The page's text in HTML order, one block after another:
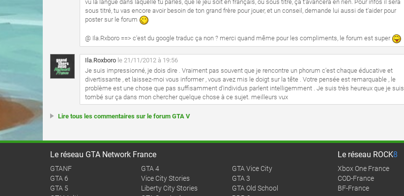
vu la langue dans laquelle tu parles, que le jeu soit en français, ou sous titré, ça t'avancera en rien. Pour infos il sera
sous titré, tu vas encore avoir besoin de ton grand frère pour jouer, et un conseil, demande lui aussi de t'aider pour
poster sur le forum
@ Ila.Rxboro ==> c'est du google traduc ça non ? merci quand même pour les compliments, le forum est super
Ila.Roxboro le 21/11/2012 à 19:56
Je suis impressionné, je dois dire . Vraiment pas souvent que je rencontre un phorum c'est chaque éducative et
divertissante , et laissez-moi vous informer , vous avez mis le doigt sur la tête . Votre pensée est remarquable , le
problème est une chose que pas suffisamment d'individus parlent intelligemment . Je suis très heureux que je suis
tombé sur ça dans mon chercher quelque chose à ce sujet. meilleurs vux
Lire tous les commentaires sur le forum GTA V
Le réseau GTA Network France
GTANF
GTA 6
GTA 5
GTA 4
Vice City Stories
Liberty City Stories
GTA Vice City
GTA 3
GTA Old School
Le réseau ROCK8
Xbox One France
COD-France
BF-France